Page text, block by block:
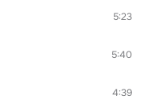
5:23
5:40
4:39